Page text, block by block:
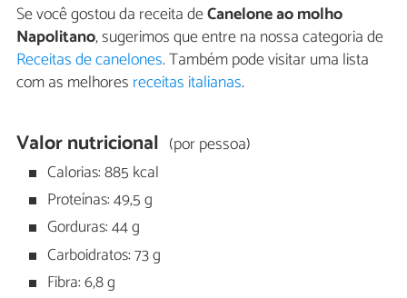
Se você gostou da receita deCanelone ao molho
Napolitano, sugerimos que entre na nossa categoria de
Receitas de canelones. Também pode visitar uma lista
com as melhores receitas italianas.
Valor nutricional (por pessoa)
Calorias: 885 kcal
Proteínas: 49,5 g
Gorduras: 44 g
Carboidratos: 73 g
Fibra: 6,8 g